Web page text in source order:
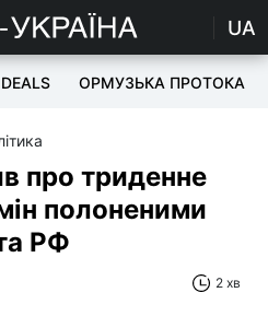
UA
ОРМУЗЬКА ПРОТОКА
про триденне
полоненими
РФ
2 хв